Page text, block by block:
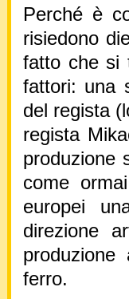
Perché è
risiedono
fatto che si
fattori: una
del regista
regista
produzione
come
europei
direzione
produzione
ferro.